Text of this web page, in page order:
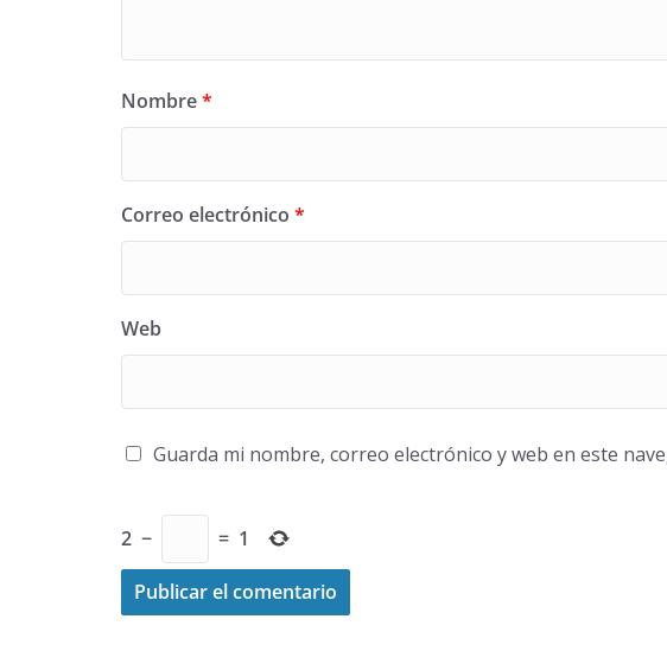
Nombre*
Correo electrónico *
Web
Guarda mi nombre, correo electrónico y web en este
2 − = 1